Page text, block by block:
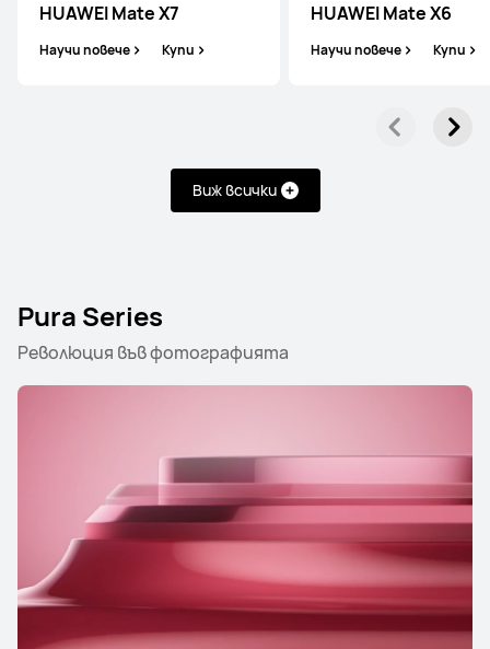
HUAWEI Mate X7
Научи повече Купи
HUAWEI Mate X6
Научи повече Купи
Виж всички
Pura Series
Революция във фотографията